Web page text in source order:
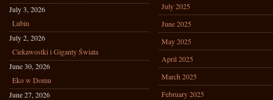
July 3, 2026
Lubin
July 2, 2026
Ciekawostki i Giganty Świata
June 30, 2026
Eko w Domu
June 27, 2026
July 2025
June 2025
May 2025
April 2025
March 2025
February 2025